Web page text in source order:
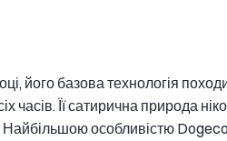
його базова технологія
часів. Її сатирична природа
особливістю